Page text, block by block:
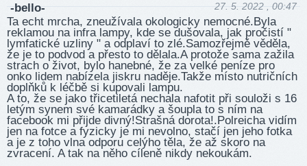
-bello- 27. 5. 2022 , 00:47
Ta echt mrcha, zneužívala okologicky nemocné.Byla
reklamou na infra lampy, kde se dušovala, jak pročistí "
lymfatické uzliny " a odplaví to zlé.Samozřejmě věděla,
že je to podvod a přesto to dělala.A protože sama zažila
strach o život, bylo hanebné, že za velké peníze pro
onko lidem nabízela jiskru naděje.Takže místo nutričních
doplňků k léčbě si kupovali lampu.
A to, že se jako třicetiletá nechala nafotit při souloži s 16
letým synem své kamarádky a šoupla to s ním na
facebook mi přijde divný!Strašná dorota!.Polreicha vidím
jen na fotce a fyzicky je mi nevolno, stačí jen jeho fotka
a je z toho vlna odporu celýho těla, že až skoro na
zvracení. A tak na něho cíleně nikdy nekoukám.